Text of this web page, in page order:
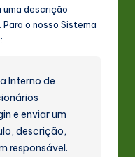
uma descrição
o nosso Sistema
Interno de
e enviar um
descrição,
responsável.